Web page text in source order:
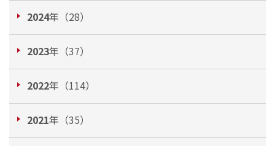
2024年（28）
2023年（37）
2022年（114）
2021年（35）